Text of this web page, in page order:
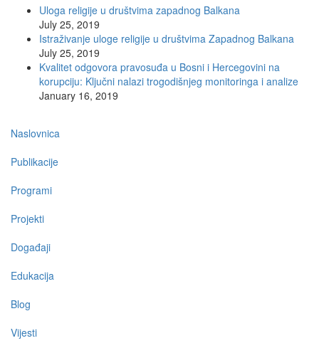
Uloga religije u društvima zapadnog Balkana
July 25, 2019
Istraživanje uloge religije u društvima Zapadnog Balkana
July 25, 2019
Kvalitet odgovora pravosuđa u Bosni i Hercegovini na
korupciju: Ključni nalazi trogodišnjeg monitoringa i analize
January 16, 2019
Main
navigation
Naslovnica
Publikacije
Programi
Projekti
Događaji
Edukacija
Blog
Vijesti